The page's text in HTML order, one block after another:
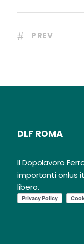
PREV
DLF ROMA
Il Dopolavoro
importanti onlus
libero.